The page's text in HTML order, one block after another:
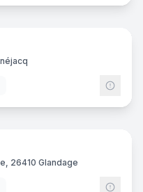
3
27
26410 Glandage